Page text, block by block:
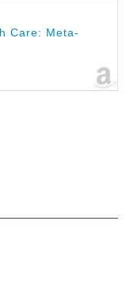
Care: Meta-